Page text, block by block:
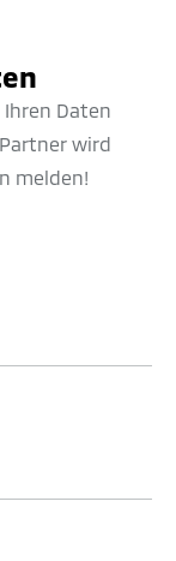
Daten
wird
melden!